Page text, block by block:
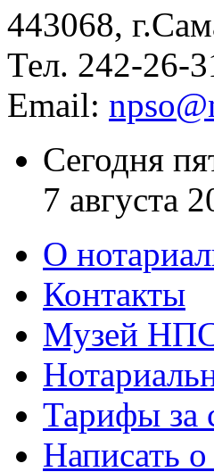
443068,
Тел. 242-26-
Email:
Сегодня
7 августа
О
Контакты
Музей
Тарифы за
Написать о